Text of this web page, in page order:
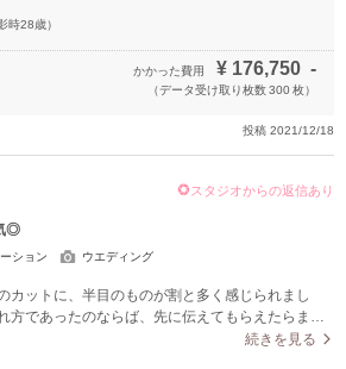
時28歳）
かかった費用 ¥ 176,750 -
（データ受け取り枚数300枚）
投稿 2021/12/18
スタジオからの返信あり
◎
ション ウエディング
カットに、半目のものが割と多く感じられまし
方であったのならば、先に伝えてもらえたらまだ
ポーズが複数カットあったので、色々なカットを
続きを見る